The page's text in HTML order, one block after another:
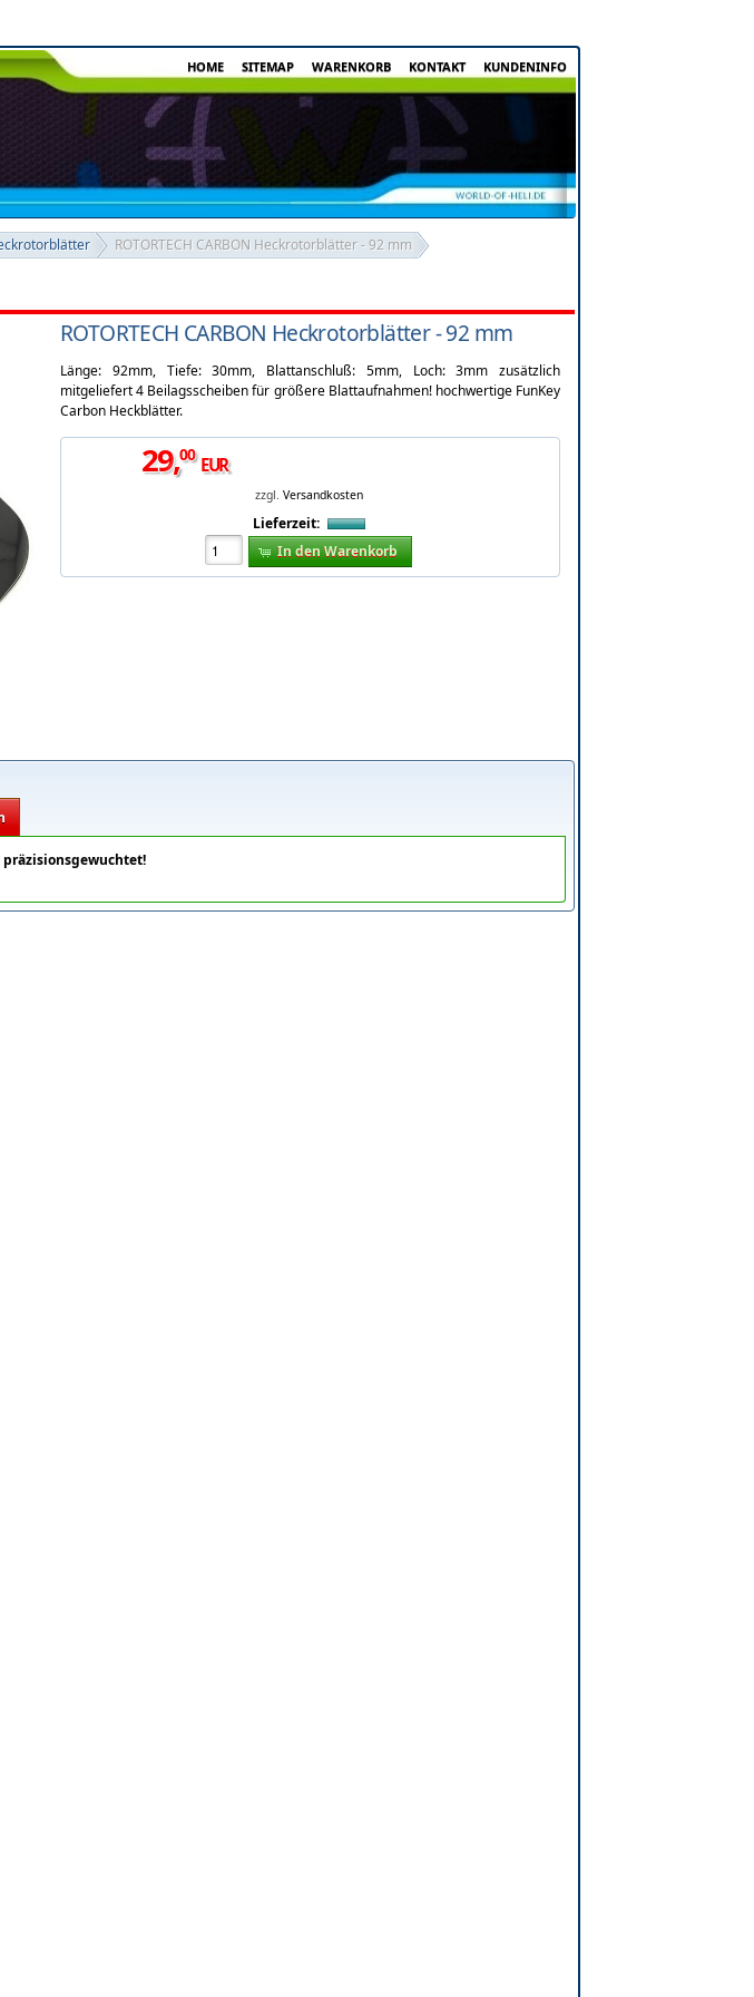
HOME SITEMAP WARENKORB KONTAKT KUNDENINFO
ROTORTECH CARBON Heckrotorblätter - 92 mm
ROTORTECH CARBON Heckrotorblätter - 92 mm
Länge: 92mm, Tiefe: 30mm, Blattanschluß: 5mm, Loch: 3mm zusätzlich
mitgeliefert 4 Beilagsscheiben für größere Blattaufnahmen! hochwertige FunKey
Carbon Heckblätter.
29,00 EUR
zzgl. Versandkosten
Lieferzeit:
In den Warenkorb